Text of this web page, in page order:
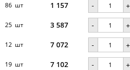
86 шт 1 157 - +
25 шт 3 587 - +
12 шт 7 072 - +
19 шт 7 102 - +